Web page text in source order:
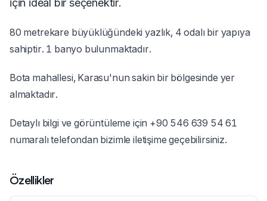
için ideal bir seçenektir.
80 metrekare büyüklüğündeki yazlık, 4 odalı bir yapıya
sahiptir. 1 banyo bulunmaktadır.
Bota mahallesi, Karasu'nun sakin bir bölgesinde yer
almaktadır.
Detaylı bilgi ve görüntüleme için +90 546 639 54 61
numaralı telefondan bizimle iletişime geçebilirsiniz.
Özellikler